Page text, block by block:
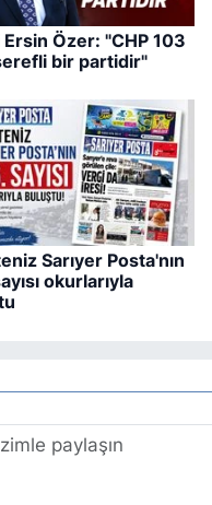
Ersin Özer: "CHP 103
bir partidir"
Sarıyer Posta'nın
okurlarıyla